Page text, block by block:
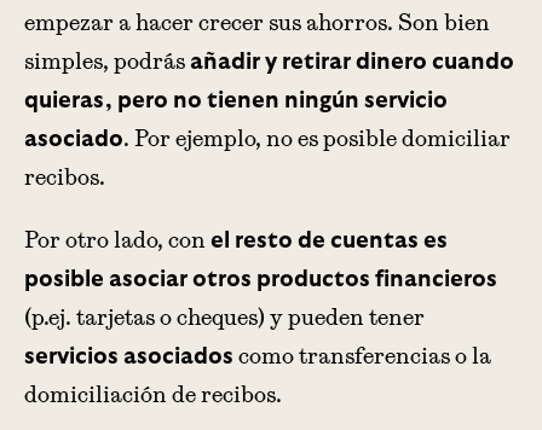
empezar a hacer crecer sus ahorros. Son bien
simples, podrás añadir y retirar dinero cuando
quieras, pero no tienen ningún servicio
asociado. Por ejemplo, no es posible domiciliar
recibos.
Por otro lado, con el resto de cuentas es
posible asociar otros productos financieros
(p.ej. tarjetas o cheques) y pueden tener
servicios asociados como transferencias o la
domiciliación de recibos.